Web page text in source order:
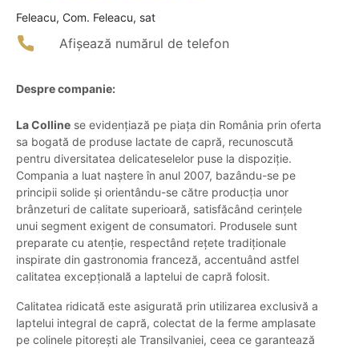
Feleacu, Com. Feleacu, sat
Afișează numărul de telefon
Despre companie:
La Colline se evidențiază pe piața din România prin oferta
sa bogată de produse lactate de capră, recunoscută
pentru diversitatea delicateselelor puse la dispoziție.
Compania a luat naștere în anul 2007, bazându-se pe
principii solide și orientându-se către producția unor
brânzeturi de calitate superioară, satisfăcând cerințele
unui segment exigent de consumatori. Produsele sunt
preparate cu atenție, respectând rețete tradiționale
inspirate din gastronomia franceză, accentuând astfel
calitatea excepțională a laptelui de capră folosit.
Calitatea ridicată este asigurată prin utilizarea exclusivă a
laptelui integral de capră, colectat de la ferme amplasate
pe colinele pitorești ale Transilvaniei, ceea ce garantează